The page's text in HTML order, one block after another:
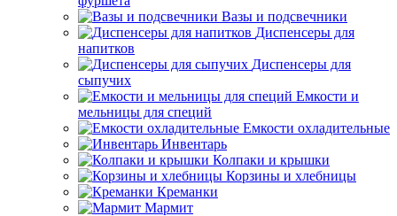
Вазы и подсвечники
Диспенсеры для
напитков
Диспенсеры для
сыпучих
Емкости и
мельницы для специй
Емкости охладительные
Инвентарь
Колпаки и крышки
Корзины и хлебницы
Креманки
Мармит